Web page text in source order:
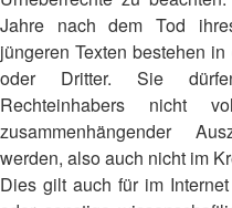
Jahre nach dem Tod
jüngeren Texten bestehen
oder Dritter. Sie
Rechteinhabers nicht
zusammenhängender
werden, also auch nicht im
Dies gilt auch für im